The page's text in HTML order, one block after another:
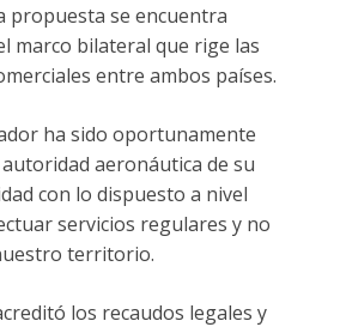
propuesta se encuentra
marco bilateral que rige las
entre ambos países.
ha sido oportunamente
aeronáutica de su
con lo dispuesto a nivel
servicios regulares y no
territorio.
los recaudos legales y